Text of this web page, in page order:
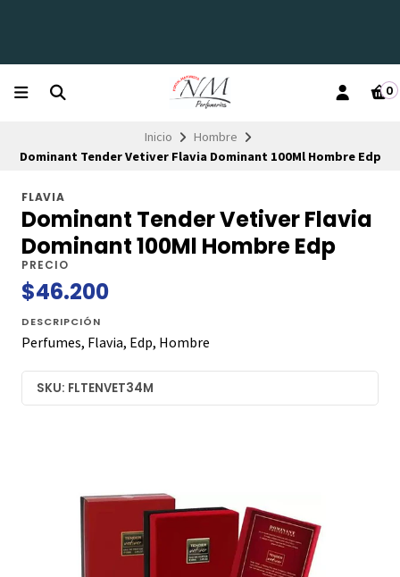
0
Inicio
Hombre
Dominant Tender Vetiver Flavia Dominant 100Ml Hombre Edp
FLAVIA
Dominant Tender Vetiver Flavia
Dominant 100Ml Hombre Edp
PRECIO
$46.200
DESCRIPCIÓN
Perfumes, Flavia, Edp, Hombre
SKU: FLTENVET34M